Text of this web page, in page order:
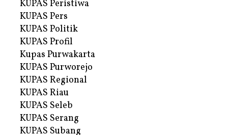
KUPAS Peristiwa
KUPAS Pers
KUPAS Politik
KUPAS Profil
Kupas Purwakarta
KUPAS Purworejo
KUPAS Regional
KUPAS Riau
KUPAS Seleb
KUPAS Serang
KUPAS Subang